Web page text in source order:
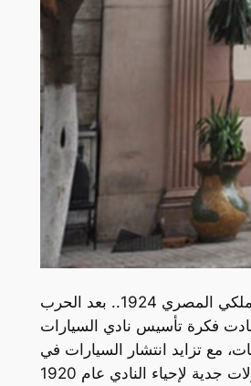
نادي السيارات الملكي المصري 1924.. بعد الحرب
عادت فكرة تأسيس نادي السيارات
مع تزايد انتشار السيارات في
مصر. بدأت محاولات جدية لإحياء النادي عام 1920